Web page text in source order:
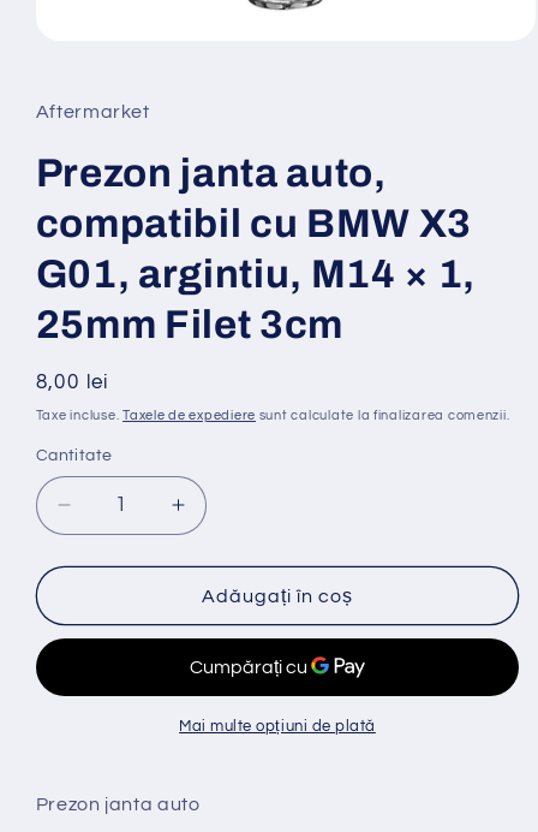
1
într-
fereastră
modală
Aftermarket
Prezon janta auto,
compatibil cu BMW X3
G01, argintiu, M14 × 1,
25mm Filet 3cm
Preț
obișnuit
8,00 lei
Taxe incluse.Taxele de expediere sunt calculate la finalizarea comenzii.
Cantitate
Reduceți
cantitatea
pentru
janta
auto,
cu
argintiu,
Creșteți
cantitatea
pentru
Prezon
janta
compatibil
cu
BMW
argintiu,
Adăugați în coș
Mai multe opțiuni de plată
Prezon janta auto